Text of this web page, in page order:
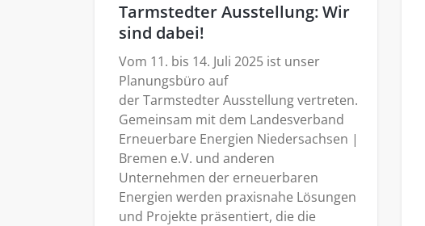
Tarmstedter Ausstellung: Wir
sind dabei!
Vom 11. bis 14. Juli 2025 ist unser
Planungsbüro auf
der Tarmstedter Ausstellung vertreten.
Gemeinsam mit dem Landesverband
Erneuerbare Energien Niedersachsen |
Bremen e.V. und anderen
Unternehmen der erneuerbaren
Energien werden praxisnahe Lösungen
und Projekte präsentiert, die die